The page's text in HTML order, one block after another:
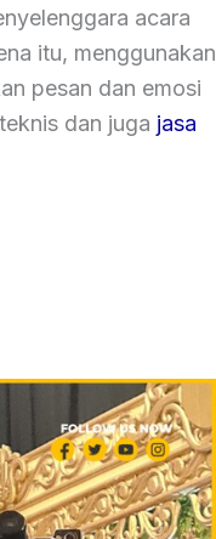
acara
itu, menggunakan
pesan dan emosi
dan juga jasa